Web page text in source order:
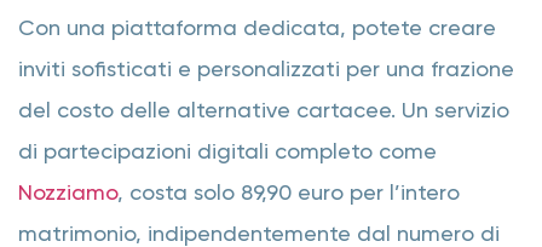
Con una piattaforma dedicata, potete creare
inviti sofisticati e personalizzati per una frazione
del costo delle alternative cartacee. Un servizio
di partecipazioni digitali completo come
Nozziamo, costa solo 89,90 euro per l’intero
matrimonio, indipendentemente dal numero di